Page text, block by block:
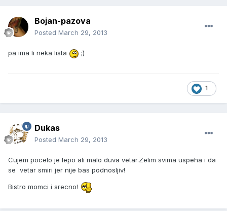
Bojan-pazova
Posted March 29, 2013
pa ima li neka lista ;)
1
Dukas
Posted March 29, 2013
Cujem pocelo je lepo ali malo duva vetar.Zelim svima uspeha i da
se vetar smiri jer nije bas podnosljiv!
Bistro momci i srecno!